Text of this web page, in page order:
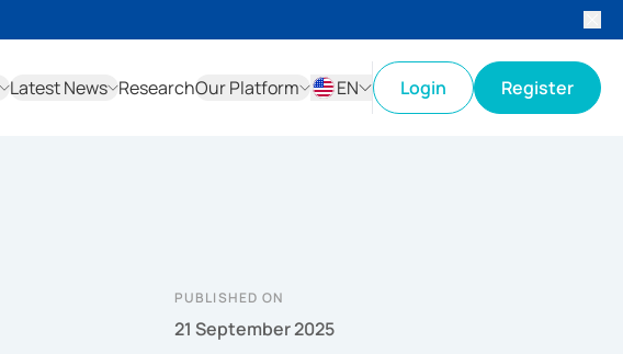
Latest News ResearchOur Platform
EN
Login Register
PUBLISHED ON
21 September 2025